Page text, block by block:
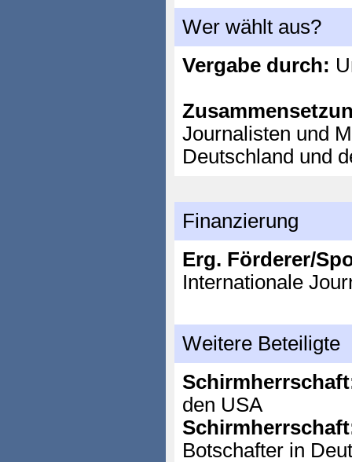
Wer wählt aus?
Vergabe durch:
Journalisten und
Deutschland und
Finanzierung
Erg. Förderer/
Internationale
Weitere Beteiligte
den USA
Botschafter in